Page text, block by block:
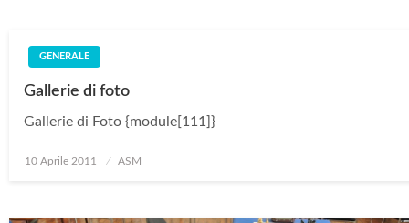
GENERALE
Gallerie di foto
Gallerie di Foto {module[111]}
Posted
10 Aprile 2011 ASM